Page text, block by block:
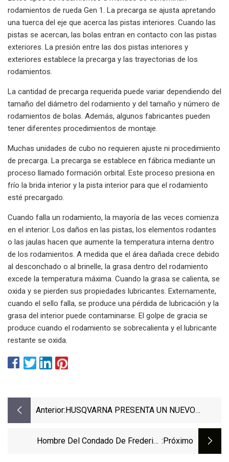
rodamientos de rueda Gen 1. La precarga se ajusta apretando
una tuerca del eje que acerca las pistas interiores. Cuando las
pistas se acercan, las bolas entran en contacto con las pistas
exteriores. La presión entre las dos pistas interiores y
exteriores establece la precarga y las trayectorias de los
rodamientos.
La cantidad de precarga requerida puede variar dependiendo del
tamaño del diámetro del rodamiento y del tamaño y número de
rodamientos de bolas. Además, algunos fabricantes pueden
tener diferentes procedimientos de montaje.
Muchas unidades de cubo no requieren ajuste ni procedimiento
de precarga. La precarga se establece en fábrica mediante un
proceso llamado formación orbital. Este proceso presiona en
frío la brida interior y la pista interior para que el rodamiento
esté precargado.
Cuando falla un rodamiento, la mayoría de las veces comienza
en el interior. Los daños en las pistas, los elementos rodantes
o las jaulas hacen que aumente la temperatura interna dentro
de los rodamientos. A medida que el área dañada crece debido
al desconchado o al brinelle, la grasa dentro del rodamiento
excede la temperatura máxima. Cuando la grasa se calienta, se
oxida y se pierden sus propiedades lubricantes. Externamente,
cuando el sello falla, se produce una pérdida de lubricación y la
grasa del interior puede contaminarse. El golpe de gracia se
produce cuando el rodamiento se sobrecalienta y el lubricante
restante se oxida.
Anterior: HUSQVARNA PRESENTA UN NUEVO
EXPEDITION
Hombre Del Condado De Frederick :próximo